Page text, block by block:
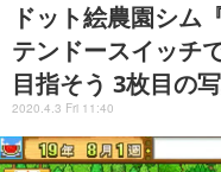
ドット絵農園シム
テンドースイッチ
目指そう 3枚目の
2020.4.3 Fri 11:40